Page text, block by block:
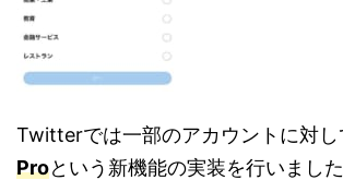
Twitterでは一部のアカウントに対し
Proという新機能の実装を行いました